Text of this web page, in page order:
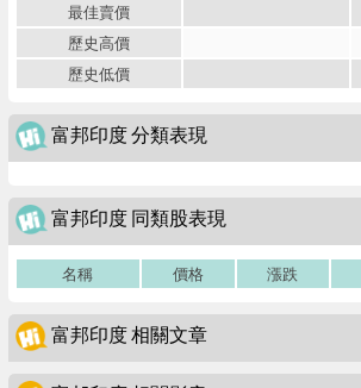
最佳賣價
歷史高價
歷史低價
富邦印度 分類表現
富邦印度 同類股表現
名稱 價格 漲跌
富邦印度 相關文章